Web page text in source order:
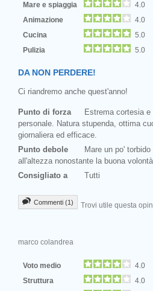
Mare e spiaggia
4.0
Animazione
4.0
Cucina
5.0
Pulizia
5.0
DA NON PERDERE!
Ci riandremo anche quest'anno!
Punto di forza
Estrema cortesia e
personale. Natura stupenda, ottima
giornaliera ed efficace.
Punto debole
Mare un po'
all'altezza nonostante la buona
Consigliato a
Tutti
Commenti (1) Trovi utile questa
marco colandrea
Voto medio
4.0
Struttura
4.0